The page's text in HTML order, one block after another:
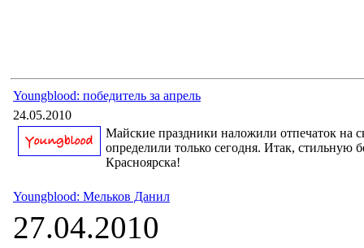
Youngblood: победитель за апрель
24.05.2010
Майские праздники наложили отпечаток на
определили только сегодня. Итак,
Красноярска!
Youngblood: Мельков Данил
27.04.2010